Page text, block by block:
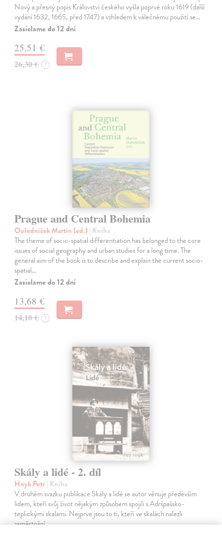
Nový a přesný popis Království českého vyšla poprvé roku 1619 (další
vydání 1632, 1665, před 1747) a vzhledem k válečnému použití se…
Zasielame do 12 dní
25,51 €
26,30 € ?
Prague and Central Bohemia
Ouředníček Martin (ed.)| Kniha
The theme of socio-spatial differentiation has belonged to the core
issues of social geography and urban studies for a long time. The
general aim of the book is to describe and explain the current socio-
spatial…
Zasielame do 12 dní
13,68 €
14,10 € ?
Skály a lidé - 2. díl
Hnyk Petr| Kniha
V druhém svazku publikace Skály a lidé se autor věnuje především
lidem, kteří svůj život nějakým způsobem spojili s Adršpašsko-
teplickými skalami. Nejprve jsou to ti, kteří ve skalách nalezli
zaměstnání.…